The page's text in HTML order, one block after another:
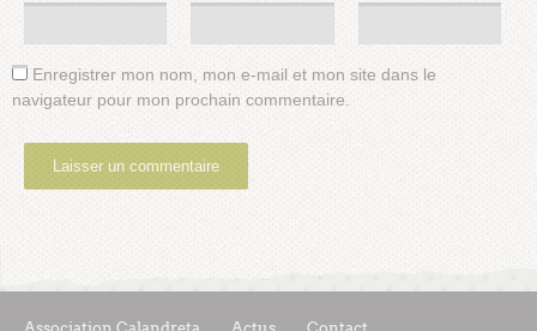
Enregistrer mon nom, mon e-mail et mon site dans le
navigateur pour mon prochain commentaire.